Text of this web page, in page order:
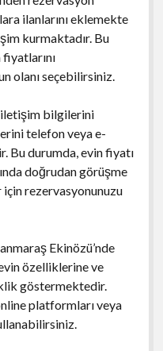
ilanlarını eklemekte
kurmaktadır. Bu
olanı seçebilirsiniz.
iletişim bilgilerini
telefon veya e-
Bu durumda, evin fiyatı
doğrudan görüşme
rezervasyonunuzu
Ekinözü’nde
özelliklerine ve
göstermektedir.
platformları veya